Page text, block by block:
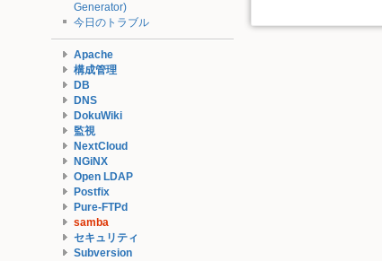
Generator)
今日のトラブル
Apache
構成管理
DB
DNS
DokuWiki
監視
NextCloud
NGiNX
Open LDAP
Postfix
Pure-FTPd
samba
セキュリティ
Subversion